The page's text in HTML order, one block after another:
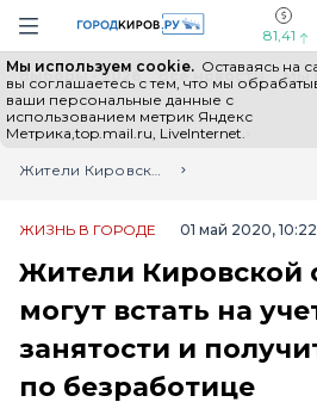
Навигация сайта
81,41
Мы используем cookie. Оставаясь на
вы соглашаетесь с тем, что мы
ваши персональные данные с
использованием метрик Яндекс
Метрика,top.mail.ru, LiveInternet.
Выборы - 2026 Все новости Мы
Главная
Лента новостей
Жители Кировской области не могут встать на учет в службу занятости и получить пособия по безработице
ЖИЗНЬ В ГОРОДЕ 01 май 2020, 10:22
Жители Кировской
могут встать на
занятости и
по безработице